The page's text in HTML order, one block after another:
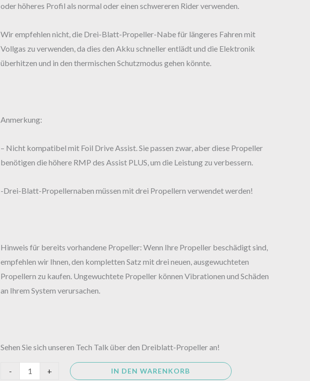
oder höheres Profil als normal oder einen schwereren Rider verwenden.
Wir empfehlen nicht, die Drei-Blatt-Propeller-Nabe für längeres Fahren mit
Vollgas zu verwenden, da dies den Akku schneller entlädt und die Elektronik
überhitzen und in den thermischen Schutzmodus gehen könnte.
Anmerkung:
– Nicht kompatibel mit Foil Drive Assist. Sie passen zwar, aber diese Propeller
benötigen die höhere RMP des Assist PLUS, um die Leistung zu verbessern.
-Drei-Blatt-Propellernaben müssen mit drei Propellern verwendet werden!
Hinweis für bereits vorhandene Propeller: Wenn Ihre Propeller beschädigt sind,
empfehlen wir Ihnen, den kompletten Satz mit drei neuen, ausgewuchteten
Propellern zu kaufen. Ungewuchtete Propeller können Vibrationen und Schäden
an Ihrem System verursachen.
Sehen Sie sich unseren Tech Talk über den Dreiblatt-Propeller an!
- + IN DEN WARENKORB